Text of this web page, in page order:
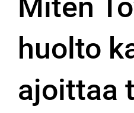
Miten
huolto
ajoittaa